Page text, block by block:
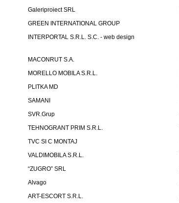
Galeriproiect SRL
GREEN INTERNATIONAL GROUP
INTERPORTAL S.R.L. S.C. - web design
MACONRUT S.A.
MORELLO MOBILA S.R.L.
PLITKA MD
SAMANI
SVR.Grup
TEHNOGRANT PRIM S.R.L.
TVC SI C MONTAJ
VALDIMOBILA S.R.L.
“ZUGRO” SRL
Alvago
ART-ESCORT S.R.L.